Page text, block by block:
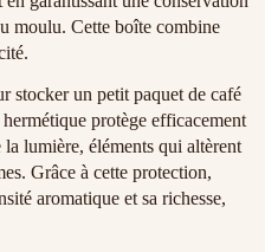
moulu. Cette boîte combine
stocker un petit paquet de café
protège efficacement
lumière, éléments qui altèrent
Grâce à cette protection,
aromatique et sa richesse,